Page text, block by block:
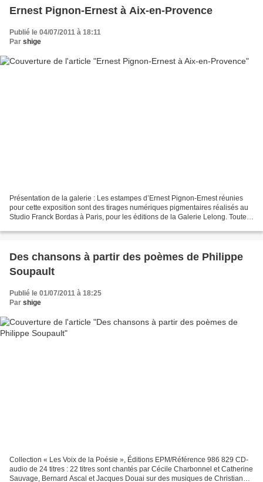
Ernest Pignon-Ernest à Aix-en-Provence
Publié le 04/07/2011 à 18:11
Par shige
Présentation de la galerie : Les estampes d’Ernest Pignon-Ernest réunies
pour cette exposition sont des tirages numériques pigmentaires réalisés au
Studio Franck Bordas à Paris, pour les éditions de la Galerie Lelong. Toutes
Des chansons à partir des poèmes de Philippe
Soupault
Publié le 01/07/2011 à 18:25
Par shige
Collection « Les Voix de la Poésie », Éditions EPM/Référence 986 829 CD-
audio de 24 titres : 22 titres sont chantés par Cécile Charbonnel et Catherine
Sauvage, Bernard Ascal et Jacques Douai sur des musiques de Christiane